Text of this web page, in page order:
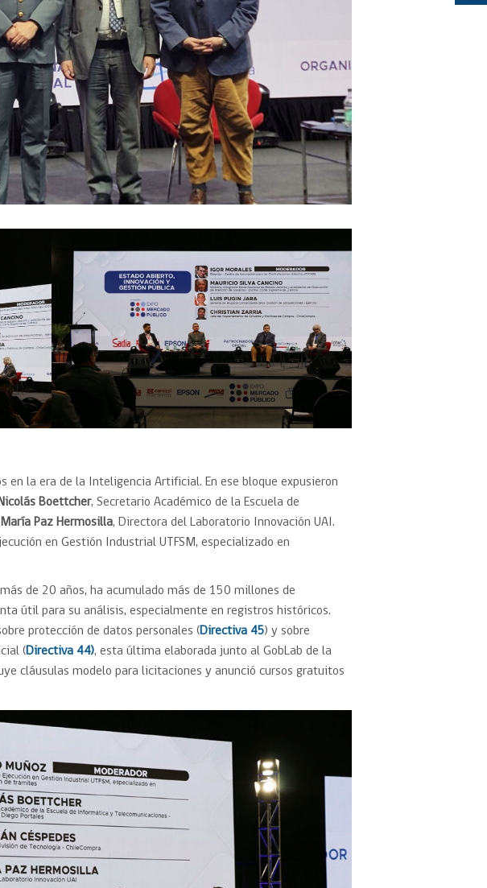
en la era de la Inteligencia Artificial. En ese bloque expusieron
Nicolás Boettcher, Secretario Académico de la Escuela de
María Paz Hermosilla, Directora del Laboratorio Innovación UAI.
en Gestión Industrial UTFSM, especializado en
de 20 años, ha acumulado más de 150 millones de
útil para su análisis, especialmente en registros históricos.
protección de datos personales (Directiva 45) y sobre
(Directiva 44), esta última elaborada junto al GobLab de la
cláusulas modelo para licitaciones y anunció cursos gratuitos